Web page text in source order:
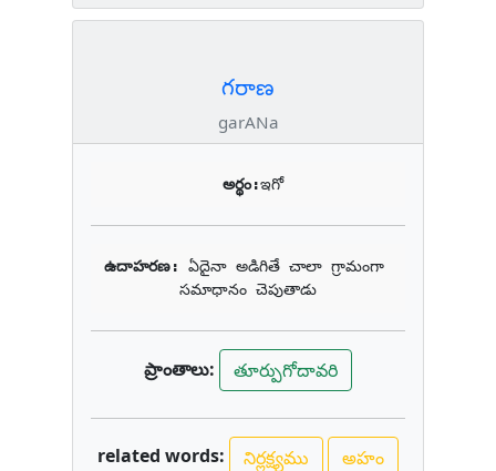
గరాణ
garANa
అర్థం:ఇగో
ఉదాహరణ: ఏదైనా అడిగితే చాలా గ్రామంగా
సమాధానం చెపుతాడు
ప్రాంతాలు: తూర్పుగోదావరి
related words: నిర్లక్ష్యము అహం